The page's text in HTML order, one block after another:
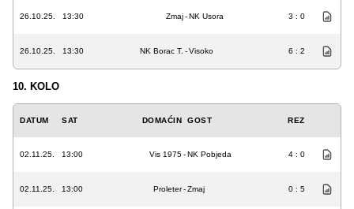
26.10.25. 13:30 Zmaj-NK Usora 3 : 0
26.10.25. 13:30 NK Borac T. -Visoko 6 : 2
10. KOLO
DATUM SAT DOMAĆIN GOST REZ
02.11.25. 13:00 Vis 1975-NK Pobjeda 4 : 0
02.11.25. 13:00 Proleter-Zmaj 0 : 5